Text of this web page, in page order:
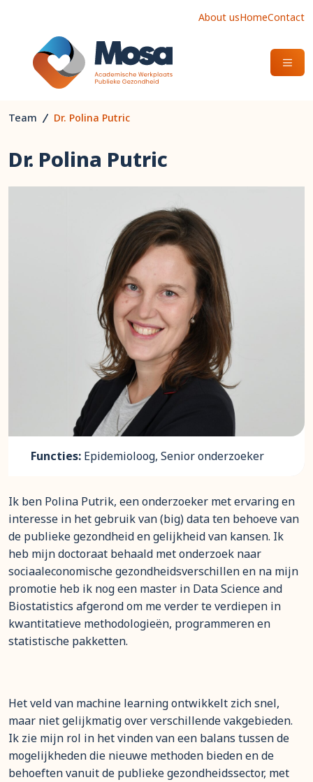
About usHomeContact
OPEN
Team Dr. Polina Putric
Dr. Polina Putric
Ik ben Polina Putrik, een onderzoeker met ervaring en
interesse in het gebruik van (big) data ten behoeve van
de publieke gezondheid en gelijkheid van kansen. Ik
heb mijn doctoraat behaald met onderzoek naar
sociaaleconomische gezondheidsverschillen en na mijn
promotie heb ik nog een master in Data Science and
Biostatistics afgerond om me verder te verdiepen in
kwantitatieve methodologieën, programmeren en
statistische pakketten.
Functies: Epidemioloog, Senior onderzoeker
Het veld van machine learning ontwikkelt zich snel,
maar niet gelijkmatig over verschillende vakgebieden.
Ik zie mijn rol in het vinden van een balans tussen de
mogelijkheden die nieuwe methoden bieden en de
behoeften vanuit de publieke gezondheidssector, met